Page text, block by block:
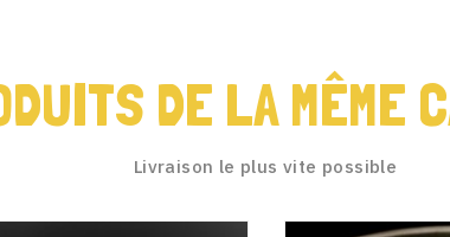
DE LA MÊME
Livraison le plus vite possible